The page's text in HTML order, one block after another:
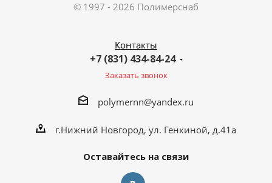
© 1997 - 2026 Полимерснаб
Контакты
+7 (831) 434-84-24
Заказать звонок
polymernn@yandex.ru
г.Нижний Новгород, ул. Генкиной, д.41а
Оставайтесь на связи